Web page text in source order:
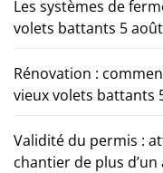
Les systèmes de
volets battants 5
Rénovation :
vieux volets battants
Validité du permis :
chantier de plus d’un